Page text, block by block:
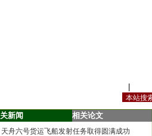
新闻 相关论文
天舟六号货运飞船发射任务取得圆满成功